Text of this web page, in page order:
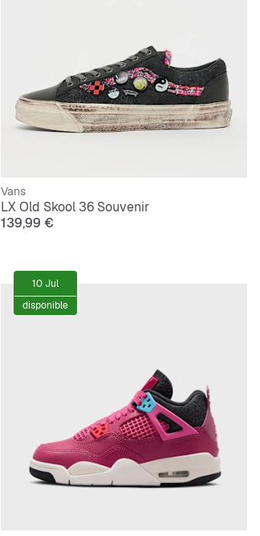
Vans
LX Old Skool 36 Souvenir
139,99 €
10 Jul
disponible